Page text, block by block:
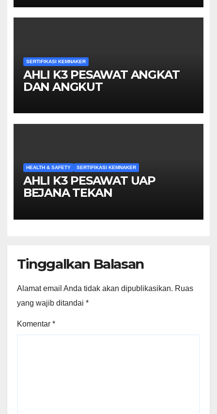
SERTIFIKASI KEMNAKER
AHLI K3 PESAWAT ANGKAT
DAN ANGKUT
HEALTH & SAFETY SERTIFIKASI KEMNAKER
AHLI K3 PESAWAT UAP
BEJANA TEKAN
Tinggalkan Balasan
Alamat email Anda tidak akan dipublikasikan. Ruas
yang wajib ditandai *
Komentar *